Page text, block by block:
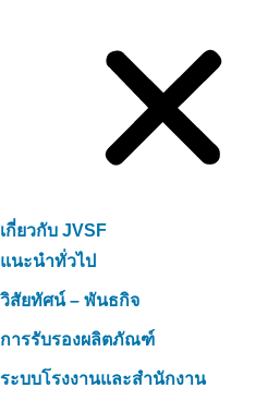
เกี่ยวกับ JVSF
แนะนำทั่วไป
วิสัยทัศน์ – พันธกิจ
การรับรองผลิตภัณฑ์
ระบบโรงงานและสำนักงาน